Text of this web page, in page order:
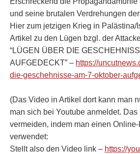
und seine brutalen Verdrehungen
Hier zum jetzigen Krieg in Palästina/
Artikel zu den Lügen bzgl. der
“LÜGEN ÜBER DIE
AUFGEDECKT” – https://
die-geschehnisse-am-7-oktober-
(Das Video in Artikel dort kann man
man sich bei Youtube anmeldet.
vermeiden, indem man einen
verwendet:
Stellt also den Video link – https://